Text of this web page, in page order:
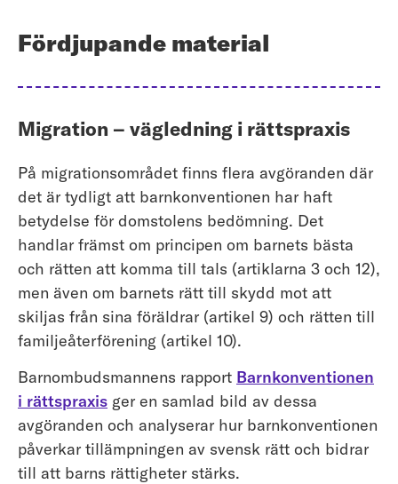
Fördjupande material
Migration – vägledning i rättspraxis
På migrationsområdet finns flera avgöranden där
det är tydligt att barnkonventionen har haft
betydelse för domstolens bedömning. Det
handlar främst om principen om barnets bästa
och rätten att komma till tals (artiklarna 3 och 12),
men även om barnets rätt till skydd mot att
skiljas från sina föräldrar (artikel 9) och rätten till
familjeåterförening (artikel 10).
Barnombudsmannens rapport Barnkonventionen
i rättspraxis ger en samlad bild av dessa
avgöranden och analyserar hur barnkonventionen
påverkar tillämpningen av svensk rätt och bidrar
till att barns rättigheter stärks.